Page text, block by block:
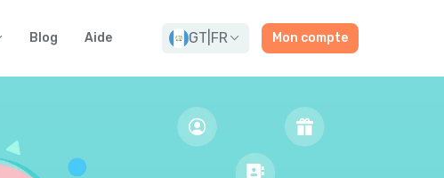
Blog Aide GT FR Mon compte